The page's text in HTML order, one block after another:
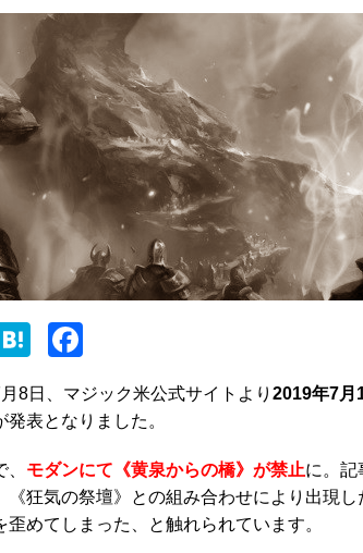
Li
H
e
a
c
b
o
8日、マジック米公式サイトより 2019年7月
発表となりました。
モダンにて《黄泉からの橋》 が禁止に。記
《狂気の祭壇》との組み合わせにより出現
歪めてしまった、と触れられています。